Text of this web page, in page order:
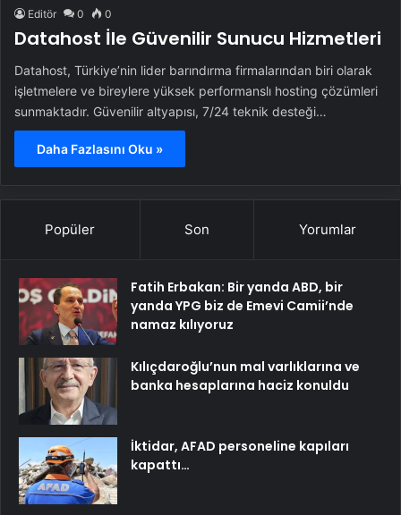
Editör 0 0
Datahost İle Güvenilir Sunucu Hizmetleri
Datahost, Türkiye’nin lider barındırma firmalarından biri olarak
işletmelere ve bireylere yüksek performanslı hosting çözümleri
sunmaktadır. Güvenilir altyapısı, 7/24 teknik desteği…
Daha Fazlasını Oku »
Popüler Son Yorumlar
Fatih Erbakan: Bir yanda ABD, bir
yanda YPG biz de Emevi Camii’nde
namaz kılıyoruz
Kılıçdaroğlu’nun mal varlıklarına ve
banka hesaplarına haciz konuldu
İktidar, AFAD personeline kapıları
kapattı…